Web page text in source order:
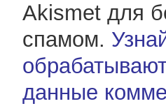
Akismet для
спамом.
данные